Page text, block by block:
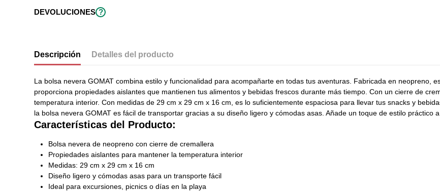
DEVOLUCIONES ?
Descripción Detalles del producto
La bolsa nevera GOMAT combina estilo y funcionalidad para acompañarte en todas tus aventuras. Fabricada en neopreno,
proporciona propiedades aislantes que mantienen tus alimentos y bebidas frescos durante más tiempo. Con un cierre de
temperatura interior. Con medidas de 29 cm x 29 cm x 16 cm, es lo suficientemente espaciosa para llevar tus snacks y
la bolsa nevera GOMAT es fácil de transportar gracias a su diseño ligero y cómodas asas. Añade un toque de estilo práctico
Características del Producto:
Bolsa nevera de neopreno con cierre de cremallera
Propiedades aislantes para mantener la temperatura interior
Medidas: 29 cm x 29 cm x 16 cm
Diseño ligero y cómodas asas para un transporte fácil
Ideal para excursiones, picnics o días en la playa